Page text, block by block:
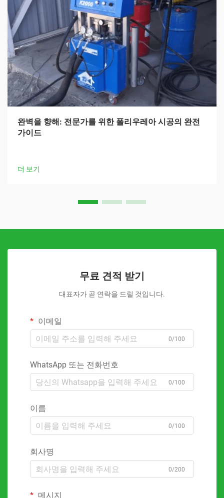
완벽을 향해: 전문가를 위한 폴리우레아 시공의 완전
가이드
더 보기
무료 견적 받기
대표자가 곧 연락을 드릴 것입니다.
이메일
0/100
WhatsApp 또는 전화번호
0/100
이름
0/100
회사명
0/200
메시지